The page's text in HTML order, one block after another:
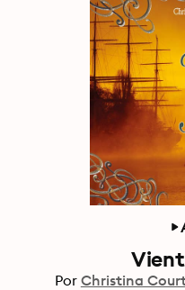
Por Christina